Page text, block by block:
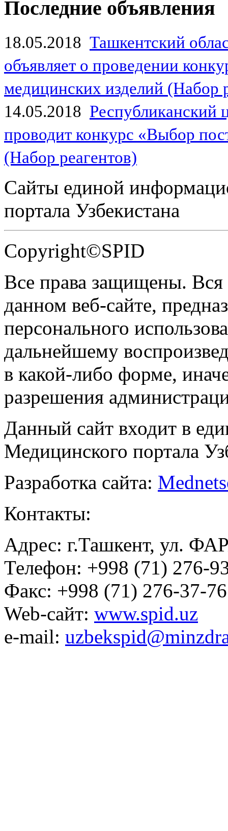
Последние объявления
18.05.2018 Ташкентский
объявляет о проведении
медицинских изделий (Набор
14.05.2018
проводит конкурс «Выбор
(Набор реагентов)
Сайты единой
портала Узбекистана
Copyright©SPID
Все права защищены.
данном веб-сайте,
персонального
дальнейшему
в какой-либо форме,
разрешения
Данный сайт входит в
Медицинского портала
Разработка сайта:
Контакты:
Адрес: г.Ташкент, ул.
Телефон: +998 (71) 276-
Факс: +998 (71) 276-37-76
Web-сайт: www.spid.uz
e-mail: